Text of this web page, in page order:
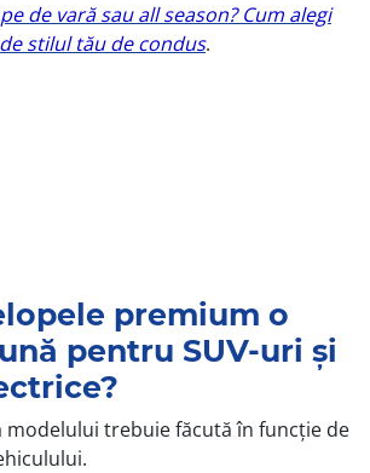
de vară sau all season? Cum alegi
stilul tău de condus.
premium o
pentru SUV-uri și
modelului trebuie făcută în funcție de